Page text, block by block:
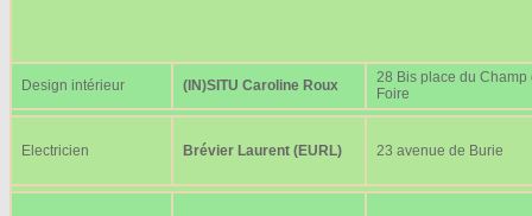
Design intérieur (IN)SITU Caroline Roux
28 Bis place du Champ
Foire
Electricien Brévier Laurent (EURL) 23 avenue de Burie